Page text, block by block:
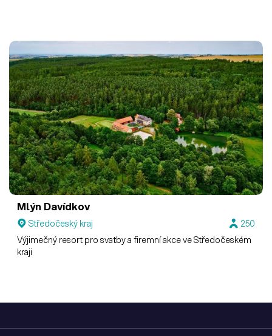
Mlýn Davídkov
Středočeský kraj
250
Výjimečný resort pro svatby a firemní akce ve Středočeském
kraji